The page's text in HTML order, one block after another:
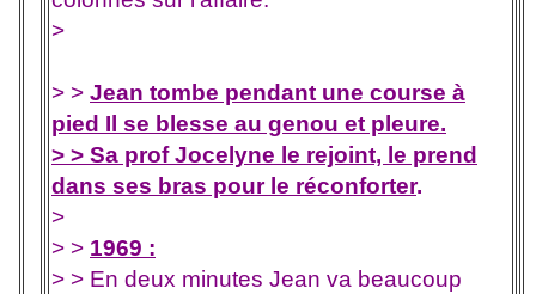
>
> > Jean tombe pendant une course à
pied Il se blesse au genou et pleure.
> > Sa prof Jocelyne le rejoint, le prend
dans ses bras pour le réconforter.
>
> > 1969 :
> > En deux minutes Jean va beaucoup